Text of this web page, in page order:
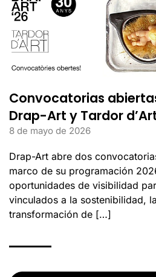
Convocatorias
Drap-Art y Tardor
8 de mayo de 2026
Drap-Art abre dos
marco de su programación
oportunidades de visibilidad
vinculados a la sostenibilidad,
transformación de […]